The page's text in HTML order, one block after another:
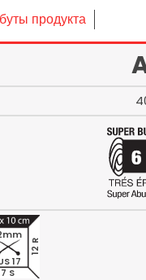
продукта
7 S
12 R
17